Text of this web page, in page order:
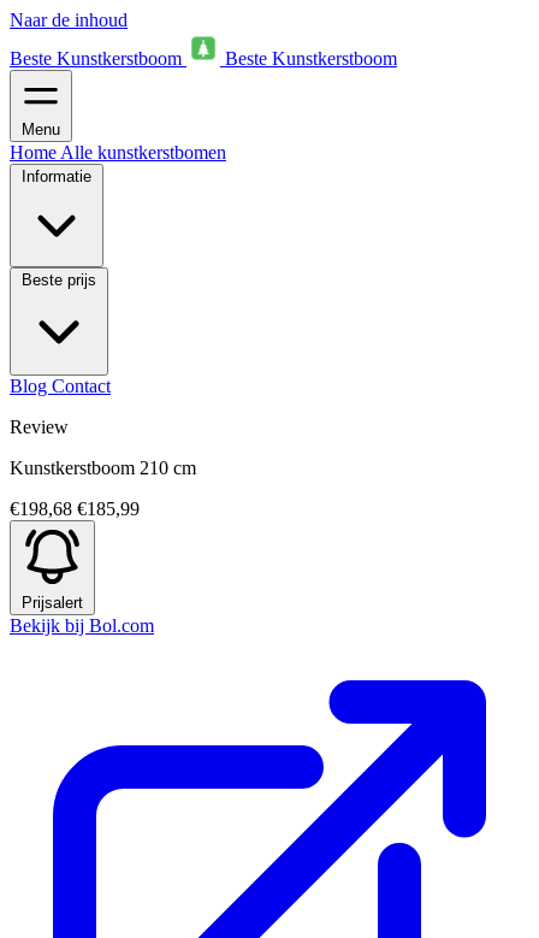
Naar de inhoud
Beste Kunstkerstboom
Beste Kunstkerstboom
Menu
Home Alle kunstkerstbomen
Informatie
Beste prijs
Blog Contact
Review
Kunstkerstboom 210 cm
€198,68 €185,99
Prijsalert
Bekijk bij Bol.com